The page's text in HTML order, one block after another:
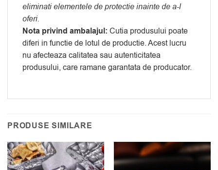
eliminati elementele de protectie inainte de a-l
oferi.
Nota privind ambalajul: Cutia produsului poate
diferi in functie de lotul de productie. Acest lucru
nu afecteaza calitatea sau autenticitatea
produsului, care ramane garantata de producator.
PRODUSE SIMILARE